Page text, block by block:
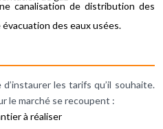
canalisation de distribution des
des eaux usées.
les tarifs qu’il souhaite.
le marché se recoupent :
à réaliser